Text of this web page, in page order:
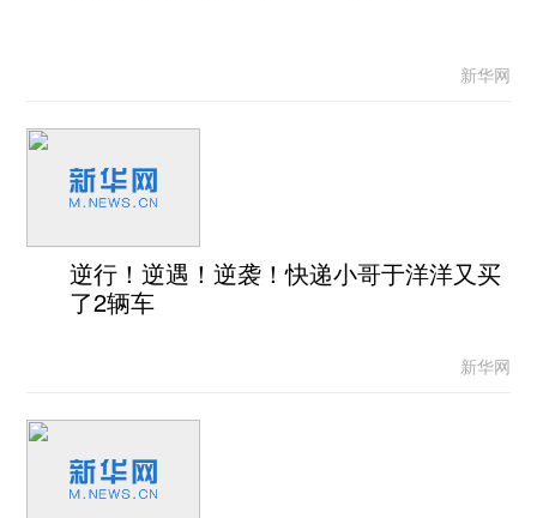
新华网
逆行！逆遇！逆袭！快递小哥于洋洋又买
了2辆车
新华网